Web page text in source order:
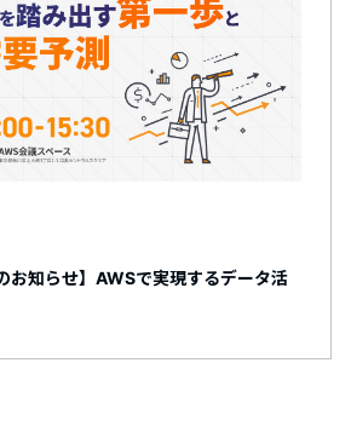
お知らせ】AWSで実現するデータ活